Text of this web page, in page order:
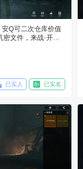
Q可二次仓库价值
文件，来战·开山
已实人 已实名